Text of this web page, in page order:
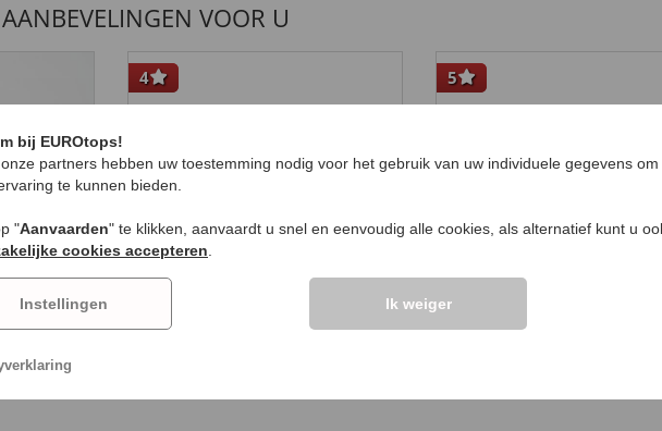
AANBEVELINGEN VOOR U
met
4
Comfortabele
5
Lightwalk stretch-
bij EUROtops!
partners hebben uw toestemming nodig voor het gebruik van uw individuele gegevens
te kunnen bieden.
"Aanvaarden" te klikken, aanvaardt u snel en eenvoudig alle cookies, als alternatief kunt u
cookies accepteren
Instellingen Ik weiger